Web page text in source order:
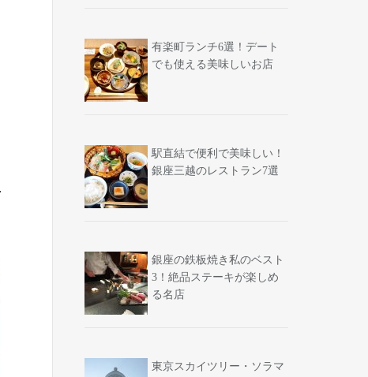
有楽町ランチ6選！デート
でも使える美味しいお店
駅直結で便利で美味しい！
銀座三越のレストラン7選
銀座の鉄板焼き私のベスト
3！絶品ステーキが楽しめ
る名店
東京スカイツリー・ソラマ